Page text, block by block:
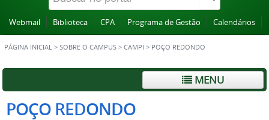
Webmail Biblioteca CPA Programa de Gestão Calendários
PÁGINA INICIAL > SOBRE O CAMPUS > CAMPI > POÇO REDONDO
MENU
POÇO REDONDO